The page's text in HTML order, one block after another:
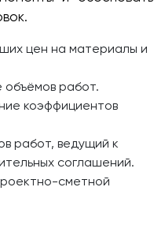
цен на материалы и
работ.
коэффициентов
работ, ведущий к
соглашений.
сметной